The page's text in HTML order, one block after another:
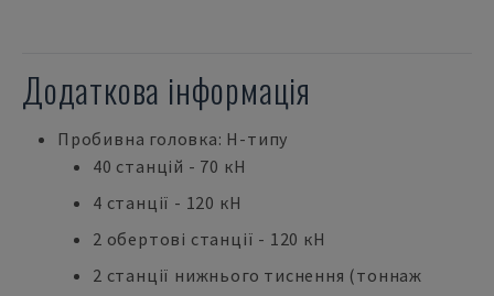
Додаткова інформація
Пробивна головка: H-типу
40 станцій - 70 кН
4 станції - 120 кН
2 обертові станції - 120 кН
2 станції нижнього тиснення (тоннаж